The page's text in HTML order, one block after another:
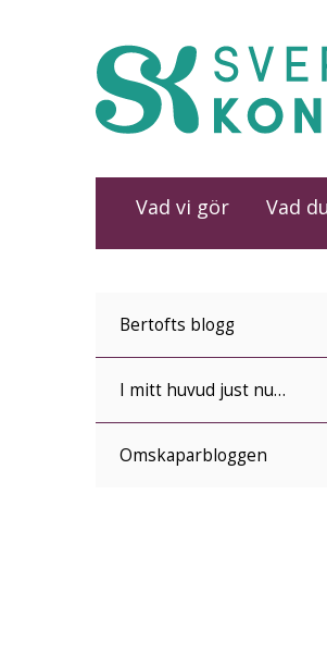
Vad vi gör Vad
Bertofts blogg
I mitt huvud just nu…
Omskaparbloggen